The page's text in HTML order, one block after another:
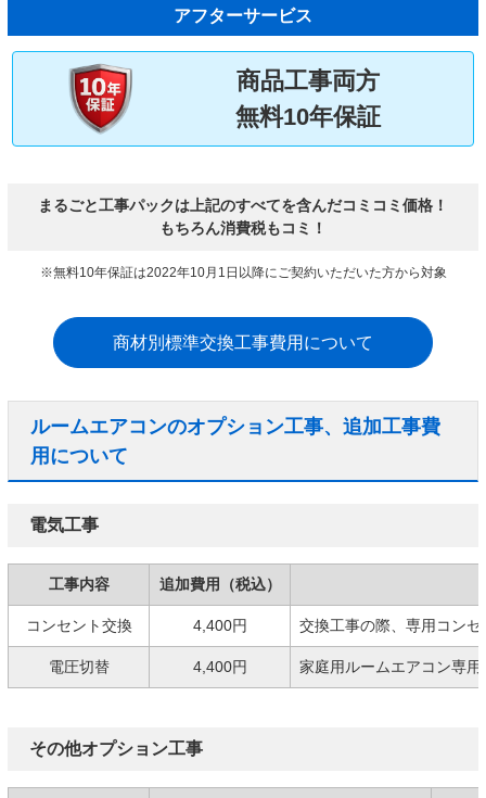
アフターサービス
商品工事両方
無料10年保証
まるごと工事パックは上記のすべてを含んだコミコミ価格！
もちろん消費税もコミ！
※無料10年保証は2022年10月1日以降にご契約いただいた方から対象
商材別標準交換工事費用について
ルームエアコンのオプション工事、追加工事費
用について
電気工事
工事内容 追加費用（税込）
コンセント交換 4,400円 交換工事の際、専用コン
電圧切替 4,400円 家庭用ルームエアコン専
その他オプション工事